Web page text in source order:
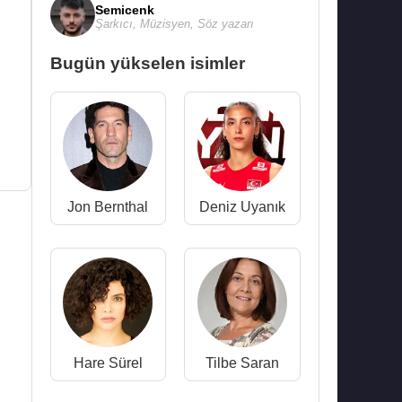
Semicenk
Şarkıcı Müzisyen, Söz yazarı
Bugün yükselen isimler
Jon Bernthal Deniz Uyanık
Hare Sürel Tilbe Saran